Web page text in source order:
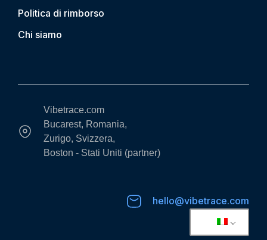
Politica di rimborso
Chi siamo
Vibetrace.com
Bucarest, Romania,
Zurigo, Svizzera,
Boston - Stati Uniti (partner)
hello@vibetrace.com